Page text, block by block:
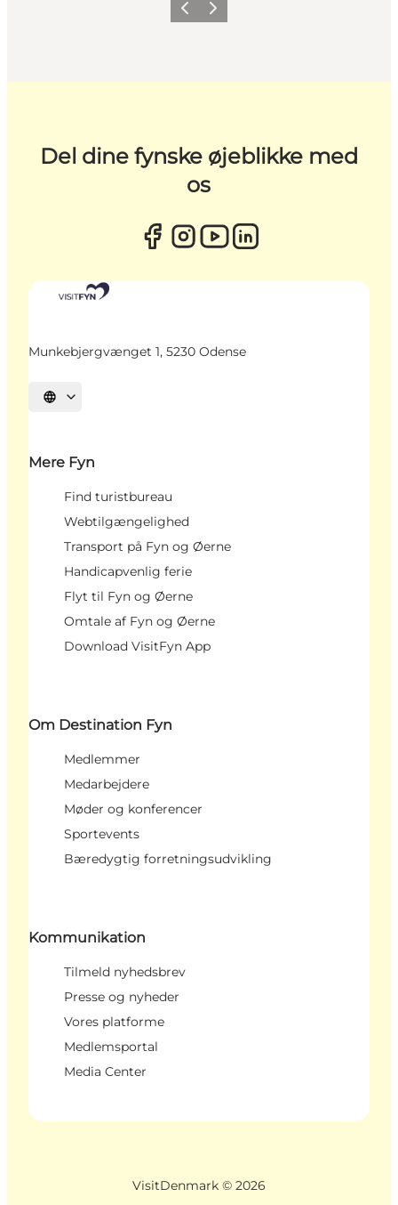
ForrigeNæste
Del dine fynske øjeblikke med
os
Munkebjergvænget 1, 5230 Odense
Vælg sprog
Mere Fyn
Find turistbureau
Webtilgængelighed
Transport på Fyn og Øerne
Handicapvenlig ferie
Flyt til Fyn og Øerne
Omtale af Fyn og Øerne
Download VisitFyn App
Om Destination Fyn
Medlemmer
Medarbejdere
Møder og konferencer
Sportevents
Bæredygtig forretningsudvikling
Kommunikation
Tilmeld nyhedsbrev
Presse og nyheder
Vores platforme
Medlemsportal
Media Center
VisitDenmark © 2026